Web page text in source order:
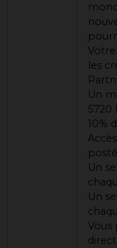
les
Un
5720
10%
Un
Un
Vous